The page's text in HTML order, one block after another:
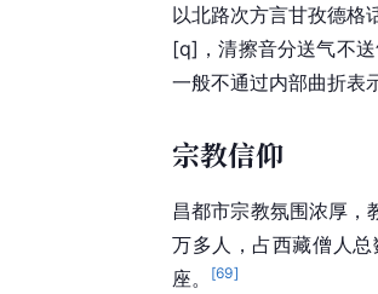
以北路次方言甘孜德格
[q]，清擦音分送气不
一般不通过内部曲折表
宗教信仰
昌都市宗教氛围浓厚，
万多人，占西藏僧人
座。
[69]